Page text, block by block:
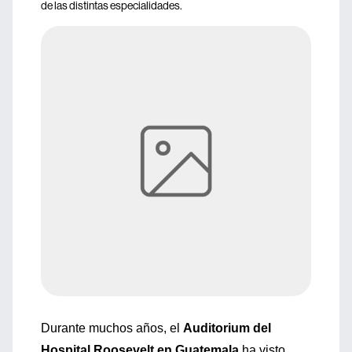
de las distintas especialidades.
Durante muchos años, el Auditorium del